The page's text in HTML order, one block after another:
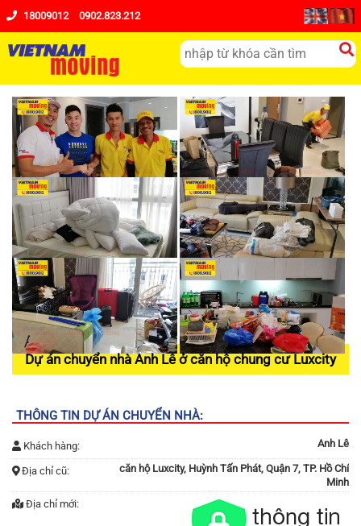
18009012 0902.823.212
Dự án chuyển nhà Anh Lê ở căn hộ chung cư Luxcity
THÔNG TIN DỰ ÁN CHUYỂN NHÀ:
Khách hàng: Anh Lê
Địa chỉ cũ:
căn hộ Luxcity, Huỳnh Tấn Phát, Quận 7, TP. Hồ Chí
Minh
Địa chỉ mới: